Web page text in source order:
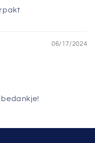
06/17/2024